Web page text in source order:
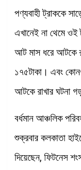
পণ্যবাহী ট্রাককে
এখানেই না থেমে ওই
আট মাস ধরে আটকে
১৭৫টাকা। এবং
আটকে রাখার ঘটনা
বর্ধমান আঞ্চলিক
শুক্রবার কলকাতা
দিয়েছেন, ফিটনেস